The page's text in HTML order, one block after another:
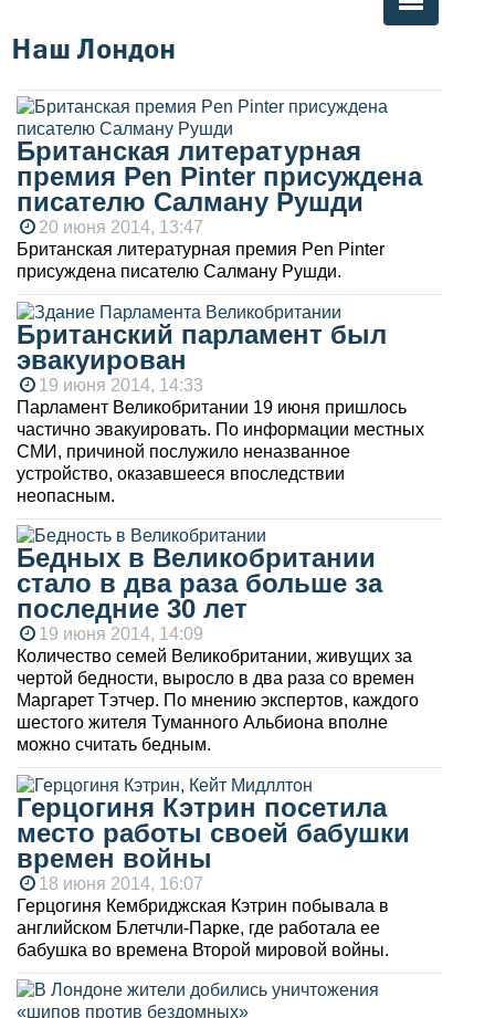
Вы здесь
Наш Лондон
Британская литературная
премия Pen Pinter присуждена
писателю Салману Рушди
20 июня 2014, 13:47
Британская литературная премия Pen Pinter
присуждена писателю Салману Рушди.
Британский парламент был
эвакуирован
19 июня 2014, 14:33
Парламент Великобритании 19 июня пришлось
частично эвакуировать. По информации местных
СМИ, причиной послужило неназванное
устройство, оказавшееся впоследствии
неопасным.
Бедных в Великобритании
стало в два раза больше за
последние 30 лет
19 июня 2014, 14:09
Количество семей Великобритании, живущих за
чертой бедности, выросло в два раза со времен
Маргарет Тэтчер. По мнению экспертов, каждого
шестого жителя Туманного Альбиона вполне
можно считать бедным.
Герцогиня Кэтрин посетила
место работы своей бабушки
времен войны
18 июня 2014, 16:07
Герцогиня Кембриджская Кэтрин побывала в
английском Блетчли-Парке, где работала ее
бабушка во времена Второй мировой войны.